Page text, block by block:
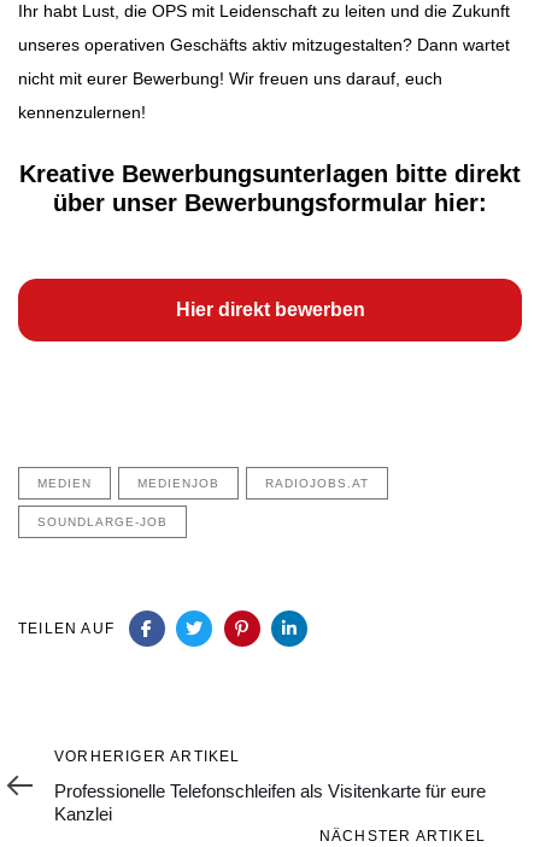
Ihr habt Lust, die OPS mit Leidenschaft zu leiten und die Zukunft
unseres operativen Geschäfts aktiv mitzugestalten? Dann wartet
nicht mit eurer Bewerbung! Wir freuen uns darauf, euch
kennenzulernen!
Kreative Bewerbungsunterlagen bitte direkt
über unser Bewerbungsformular hier:
Hier direkt bewerben
MEDIEN MEDIENJOB RADIOJOBS.AT
SOUNDLARGE-JOB
TEILEN AUF
Vorheriger
Artikel
VORHERIGER ARTIKEL
Professionelle Telefonschleifen als Visitenkarte für eure
Kanzlei
NÄCHSTER ARTIKEL